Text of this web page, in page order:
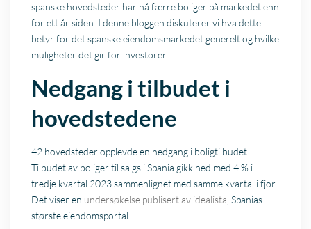
spanske hovedsteder har nå færre boliger på markedet enn
for ett år siden. I denne bloggen diskuterer vi hva dette
betyr for det spanske eiendomsmarkedet generelt og hvilke
muligheter det gir for investorer.
Nedgang i tilbudet i
hovedstedene
42 hovedsteder opplevde en nedgang i boligtilbudet.
Tilbudet av boliger til salgs i Spania gikk ned med 4 % i
tredje kvartal 2023 sammenlignet med samme kvartal i fjor.
Det viser en undersøkelse publisert av idealista , Spanias
største eiendomsportal.